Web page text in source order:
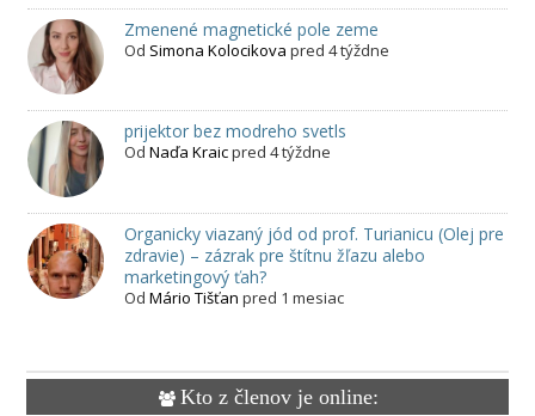
Zmenené magnetické pole zeme
Od Simona Kolocikova pred 4 týždne
prijektor bez modreho svetls
Od Naďa Kraicpred 4 týždne
Organicky viazaný jód od prof. Turianicu (Olej pre
zdravie) – zázrak pre štítnu žľazu alebo
marketingový ťah?
Od Mário Tišťan pred 1 mesiac
Kto z členov je online: